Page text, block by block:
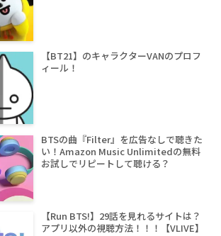
【BT21】のキャラクターVANのプロフ
ィール！
BTSの曲『Filter』を広告なしで聴きた
い！Amazon Music Unlimitedの無料
お試しでリピートして聴ける？
【Run BTS!】29話を見れるサイトは？
アプリ以外の視聴方法！！！【VLIVE】